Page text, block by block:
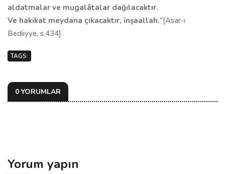
aldatmalar ve mugalâtalar dağılacaktır.
Ve hakikat meydana çıkacaktır, inşaallah."[Asar-ı
Bediiyye, s.434]
TAGS:
0 YORUMLAR
Yorum yapın